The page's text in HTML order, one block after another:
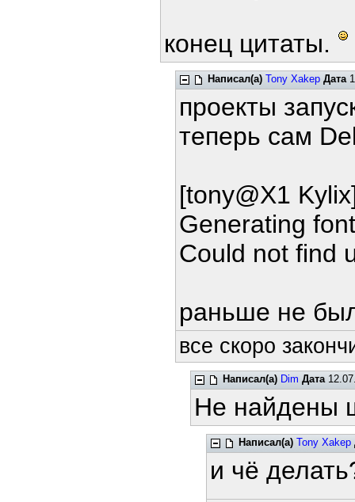
конец цитаты.
Написал(а) Tony Xakep Дата
проекты
теперь сам
[tony@X1
Generating
Could not find
раньше не
все скоро
Написал(а) Dim Дата
Не найдены
Написал(а) Tony Xakep
и чё